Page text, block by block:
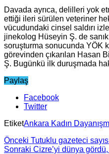
Davada ayrıca, delilleri yok
ettiği ileri sürülen veteriner
vücudundaki cinsel saldırı
jinekolog Hüseyin Ş. de
soruşturma sonucunda YÖK
görevinden çıkarılan Hasan
Ş. Bugünkü ilk duruşmada
Paylaş
Facebook
Twitter
EtiketAnkara Kadın
Önceki Tutuklu gazeteci
Sonraki Cizre’yi dünya